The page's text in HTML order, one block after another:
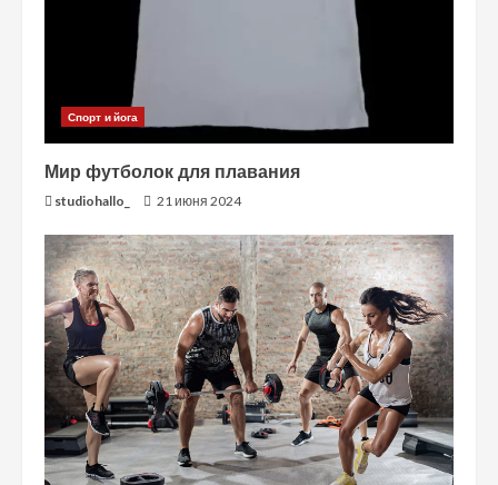
Спорт и йога
Мир футболок для плавания
studiohallo_ 21 июня 2024